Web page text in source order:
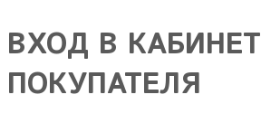
ВХОД В КАБИНЕТ
ПОКУПАТЕЛЯ